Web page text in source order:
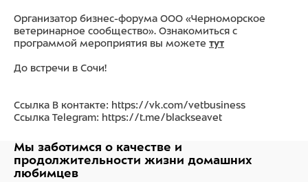
Организатор бизнес-форума ООО «Черноморское
ветеринарное сообщество». Ознакомиться с
программой мероприятия вы можете тут
До встречи в Сочи!
Ссылка В контакте: https://vk.com/vetbusiness
Ссылка Telegram: https://t.me/blackseavet
Мы заботимся о качестве и
продолжительности жизни домашних
любимцев